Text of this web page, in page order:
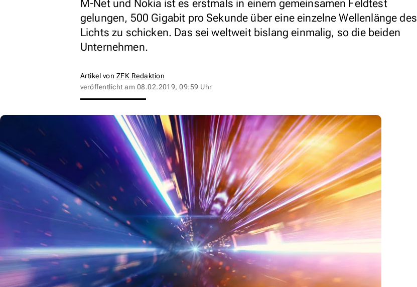
M-Net und Nokia ist es erstmals in einem gemeinsamen Feldtest
gelungen, 500 Gigabit pro Sekunde über eine einzelne Wellenlänge des
Lichts zu schicken. Das sei weltweit bislang einmalig, so die beiden
Unternehmen.
Artikel von ZFK Redaktion
veröffentlicht am 08.02.2019, 09:59 Uhr